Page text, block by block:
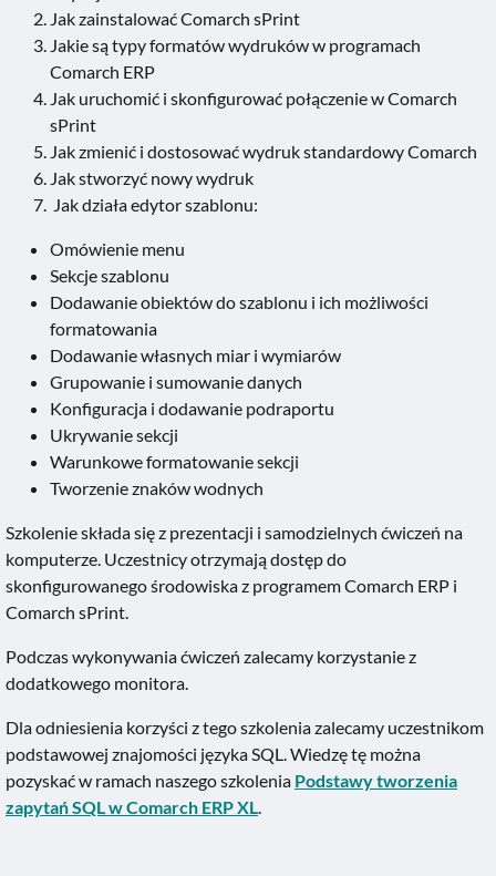
Jak zainstalować Comarch sPrint
Jakie są typy formatów wydruków w programach
Comarch ERP
Jak uruchomić i skonfigurować połączenie w Comarch
sPrint
Jak zmienić i dostosować wydruk standardowy Comarch
Jak stworzyć nowy wydruk
Jak działa edytor szablonu:
Omówienie menu
Sekcje szablonu
Dodawanie obiektów do szablonu i ich możliwości
formatowania
Dodawanie własnych miar i wymiarów
Grupowanie i sumowanie danych
Konfiguracja i dodawanie podraportu
Ukrywanie sekcji
Warunkowe formatowanie sekcji
Tworzenie znaków wodnych
Szkolenie składa się z prezentacji i samodzielnych ćwiczeń na
komputerze. Uczestnicy otrzymają dostęp do
skonfigurowanego środowiska z programem Comarch ERP i
Comarch sPrint.
Podczas wykonywania ćwiczeń zalecamy korzystanie z
dodatkowego monitora.
Dla odniesienia korzyści z tego szkolenia zalecamy uczestnikom
podstawowej znajomości języka SQL. Wiedzę tę można
pozyskać w ramach naszego szkolenia Podstawy tworzenia
zapytań SQL w Comarch ERP XL.